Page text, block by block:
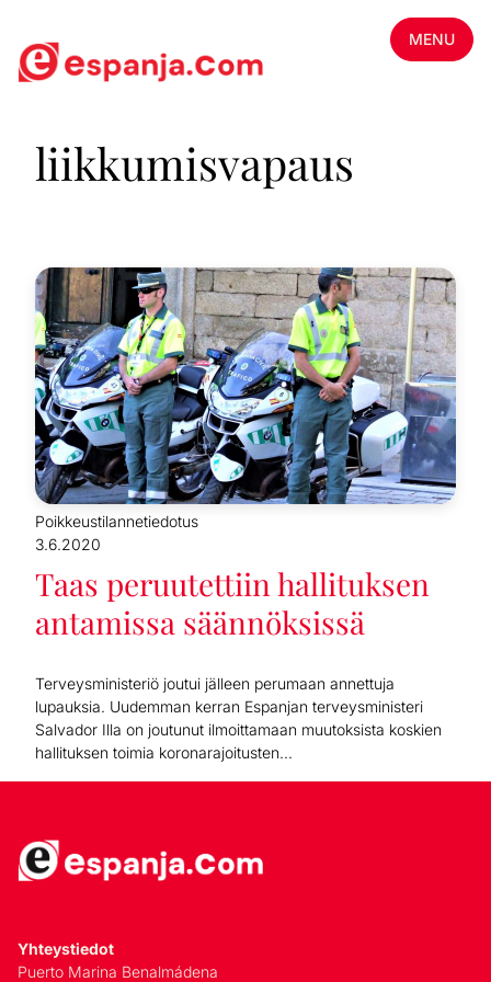
MENU
liikkumisvapaus
Poikkeustilannetiedotus
3.6.2020
Taas peruutettiin hallituksen
antamissa säännöksissä
Terveysministeriö joutui jälleen perumaan annettuja
lupauksia. Uudemman kerran Espanjan terveysministeri
Salvador Illa on joutunut ilmoittamaan muutoksista koskien
hallituksen toimia koronarajoitusten...
Yhteystiedot
Puerto Marina Benalmádena